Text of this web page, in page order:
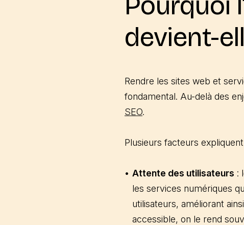
devient-
Rendre les sites web et
fondamental. Au-delà des
SEO.
Plusieurs facteurs
Attente des utilisateurs :
les services numériques
utilisateurs, améliorant
accessible, on le rend